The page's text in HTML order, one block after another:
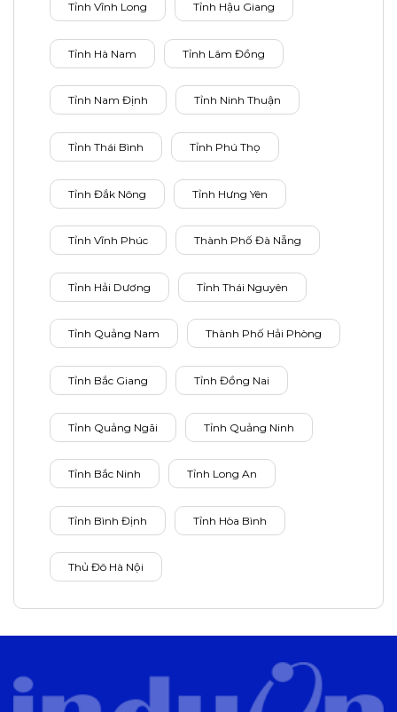
Tỉnh Vĩnh Long Tỉnh Hậu Giang
Tỉnh Hà Nam Tỉnh Lâm Đồng
Tỉnh Nam Định Tỉnh Ninh Thuận
Tỉnh Thái Bình Tỉnh Phú Thọ
Tỉnh Đắk Nông Tỉnh Hưng Yên
Tỉnh Vĩnh Phúc Thành Phố Đà Nẵng
Tỉnh Hải Dương Tỉnh Thái Nguyên
Tỉnh Quảng Nam Thành Phố Hải Phòng
Tỉnh Bắc Giang Tỉnh Đồng Nai
Tỉnh Quảng Ngãi Tỉnh Quảng Ninh
Tỉnh Bắc Ninh Tỉnh Long An
Tỉnh Bình Định Tỉnh Hòa Bình
Thủ Đô Hà Nội